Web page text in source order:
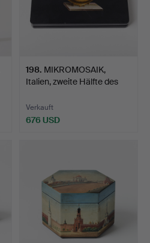
198. MIKROMOSAIK,
Italien, zweite Hälfte des
Verkauft
676 USD